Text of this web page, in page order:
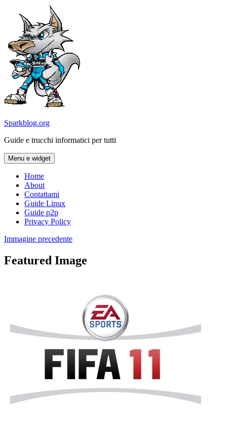
contenuto
Sparkblog.org
Guide e trucchi informatici per tutti
Menu e widget
Home
About
Contattami
Guide Linux
Guide p2p
Privacy Policy
Immagine precedente
Featured Image